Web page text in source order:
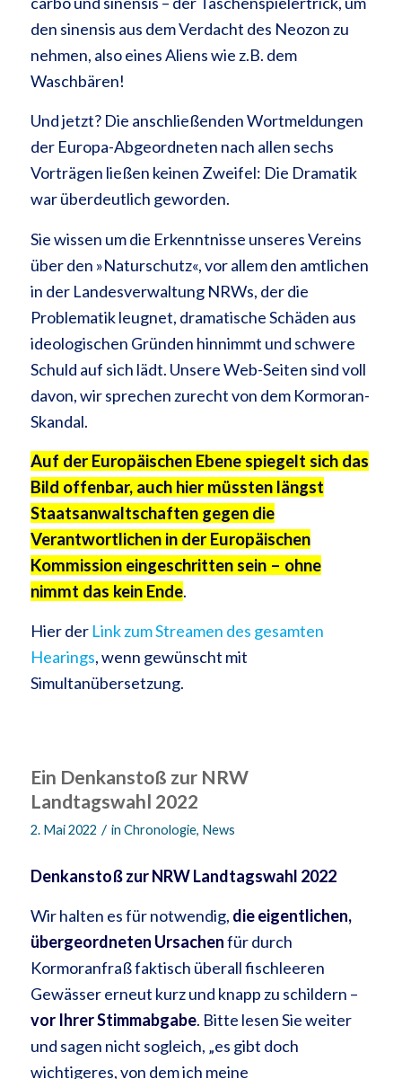
den sinensis aus dem Verdacht des Neozon zu
nehmen, also eines Aliens wie z.B. dem
Waschbären!
Und jetzt? Die anschließenden Wortmeldungen
der Europa-Abgeordneten nach allen sechs
Vorträgen ließen keinen Zweifel: Die Dramatik
war überdeutlich geworden.
Sie wissen um die Erkenntnisse unseres Vereins
über den »Naturschutz«, vor allem den amtlichen
in der Landesverwaltung NRWs, der die
Problematik leugnet, dramatische Schäden aus
ideologischen Gründen hinnimmt und schwere
Schuld auf sich lädt. Unsere Web-Seiten sind voll
davon, wir sprechen zurecht von dem Kormoran-
Skandal.
Auf der Europäischen Ebene spiegelt sich das
Bild offenbar, auch hier müssten längst
Staatsanwaltschaften gegen die
Verantwortlichen in der Europäischen
Kommission eingeschritten sein – ohne
nimmt das kein Ende.
Hier der Link zum Streamen des gesamten
Hearings, wenn gewünscht mit
Simultanübersetzung.
Ein Denkanstoß zur NRW
Landtagswahl 2022
2. Mai 2022 / in Chronologie, News
Denkanstoß zur NRW Landtagswahl 2022
Wir halten es für notwendig, die eigentlichen,
übergeordneten Ursachenfür durch
Kormoranfraß faktisch überall fischleeren
Gewässer erneut kurz und knapp zu schildern –
vor Ihrer Stimmabgabe. Bitte lesen Sie weiter
und sagen nicht sogleich, „es gibt doch
wichtigeres, von dem ich meine